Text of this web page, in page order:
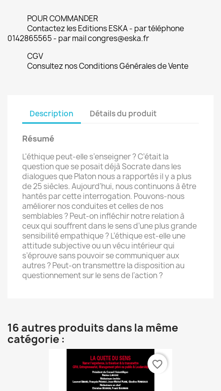
POUR COMMANDER
Contactez les Editions ESKA - par téléphone
0142865565 - par mail congres@eska.fr
CGV
Consultez nos Conditions Générales de Vente
Description Détails du produit
Résumé
L'éthique peut-elle s’enseigner ? C’était la
question que se posait déjà Socrate dans les
dialogues que Platon nous a rapportés il y a plus
de 25 siècles. Aujourd'hui, nous continuons à être
hantés par cette interrogation. Pouvons-nous
améliorer nos conduites et celles de nos
semblables ? Peut-on infléchir notre relation à
ceux qui souffrent dans le sens d’une plus grande
sensibilité empathique ? L’éthique est-elle une
attitude subjective ou un vécu intérieur qui
s’éprouve sans pouvoir se communiquer aux
autres ? Peut-on transmettre la disposition au
questionnement sur le sens de l’action ?
16 autres produits dans la même
catégorie :
favorite_border